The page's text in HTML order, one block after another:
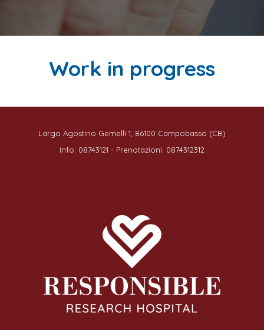
Work in progress
Largo Agostino Gemelli 1, 86100 Campobasso (CB)
Info: 08743121 - Prenotazioni: 0874312312